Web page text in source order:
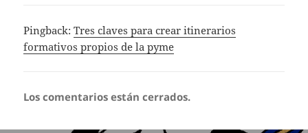
Pingback:Tres claves para crear itinerarios
formativos propios de la pyme
Los comentarios están cerrados.